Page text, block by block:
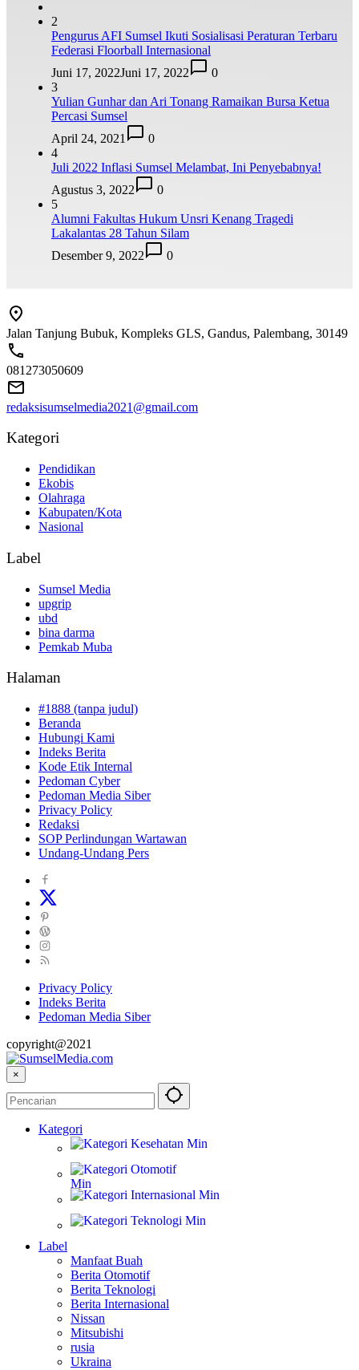
2
Pengurus AFI Sumsel Ikuti Sosialisasi Peraturan Terbaru
Federasi Floorball Internasional
Juni 17, 2022Juni 17, 2022
0
3
Yulian Gunhar dan Ari Tonang Ramaikan Bursa Ketua
Percasi Sumsel
April 24, 2021
0
4
Juli 2022 Inflasi Sumsel Melambat, Ini Penyebabnya!
Agustus 3, 2022
0
5
Alumni Fakultas Hukum Unsri Kenang Tragedi
Lakalantas 28 Tahun Silam
Desember 9, 2022
0
Jalan Tanjung Bubuk, Kompleks GLS, Gandus, Palembang, 30149
081273050609
redaksisumselmedia2021@gmail.com
Kategori
Pendidikan
Ekobis
Olahraga
Kabupaten/Kota
Nasional
Label
Sumsel Media
upgrip
ubd
bina darma
Pemkab Muba
Halaman
#1888 (tanpa judul)
Beranda
Hubungi Kami
Indeks Berita
Kode Etik Internal
Pedoman Cyber
Pedoman Media Siber
Privacy Policy
Redaksi
SOP Perlindungan Wartawan
Undang-Undang Pers
Privacy Policy
Indeks Berita
Pedoman Media Siber
copyright@2021
×
Kategori
Label
Manfaat Buah
Berita Otomotif
Berita Teknologi
Berita Internasional
Nissan
Mitsubishi
rusia
Ukraina